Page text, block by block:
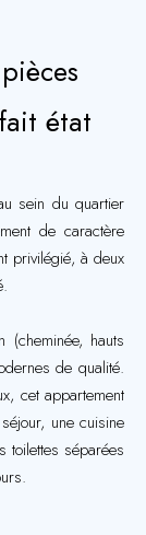
état
sein du quartier
de caractère
privilégié, à deux
hauts
de qualité.
cet appartement
une cuisine
toilettes séparées